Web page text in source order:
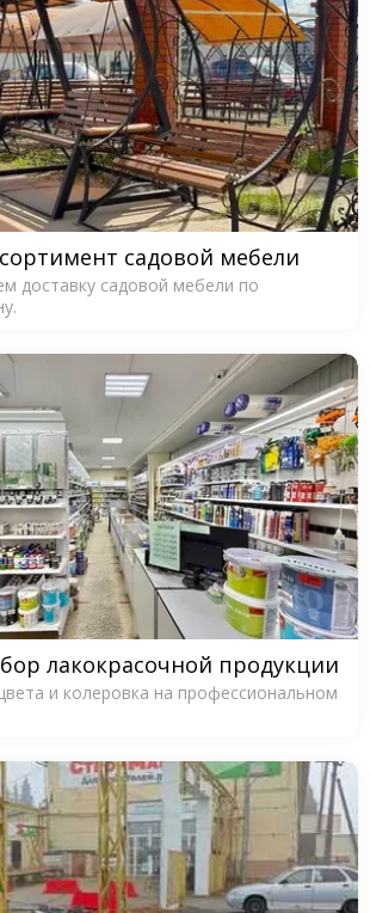
садовой мебели
доставку садовой мебели по
лакокрасочной продукции
и колеровка на профессиональном